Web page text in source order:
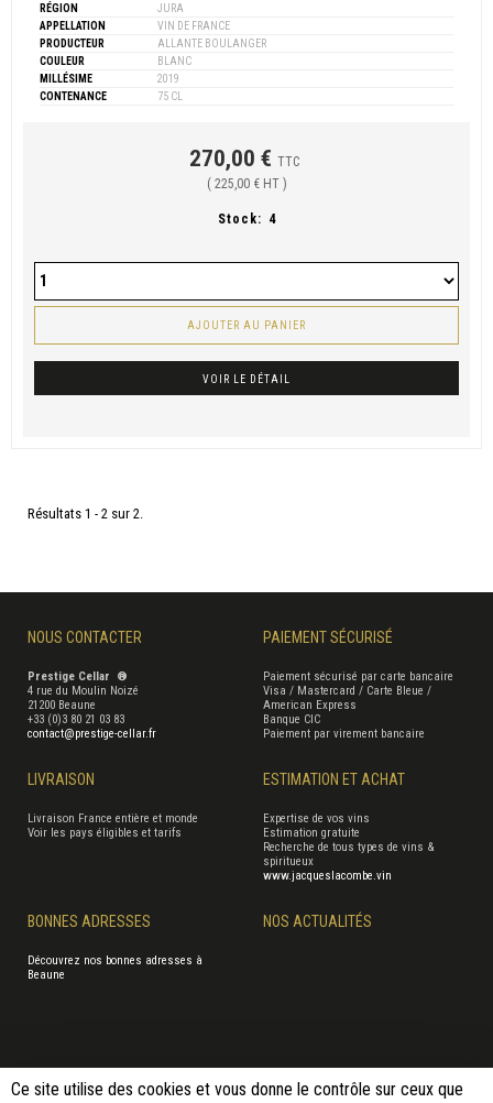
RÉGION
JURA
APPELLATION
VIN DE FRANCE
PRODUCTEUR
ALLANTE BOULANGER
COULEUR
BLANC
MILLÉSIME
2019
CONTENANCE
75 CL
270,00 € TTC
( 225,00 € HT )
Stock: 4
AJOUTER AU PANIER
VOIR LE DÉTAIL
Résultats 1 - 2 sur 2.
NOUS CONTACTER
Prestige Cellar ®
4 rue du Moulin Noizé
21200 Beaune
+33 (0)3 80 21 03 83
contact@prestige-cellar.fr
PAIEMENT SÉCURISÉ
Paiement sécurisé par carte bancaire
Visa / Mastercard / Carte Bleue /
American Express
Banque CIC
Paiement par virement bancaire
LIVRAISON
Livraison France entière et monde
Voir les pays éligibles et tarifs
BONNES ADRESSES
Découvrez nos bonnes adresses à
Beaune
ESTIMATION ET ACHAT
Expertise de vos vins
Estimation gratuite
Recherche de tous types de vins &
spiritueux
www.jacqueslacombe.vin
NOS ACTUALITÉS
Ce site utilise des cookies et vous donne le contrôle sur ceux que